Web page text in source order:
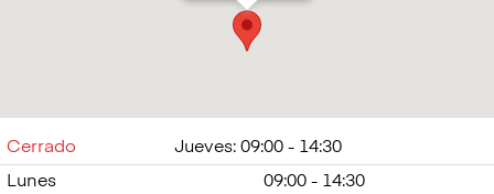
Abrir en Google
Cerrado
Jueves: 09:00 - 14:30
Lunes
09:00 - 14:30